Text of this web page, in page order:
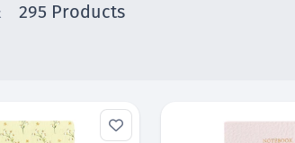
295 Products